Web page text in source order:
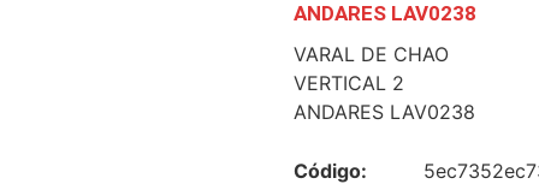
ANDARES LAV0238
VARAL DE CHAO
VERTICAL 2
ANDARES LAV0238
Código: